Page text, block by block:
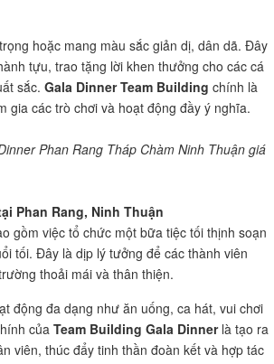
hoặc mang màu sắc giản dị, dân dã. Đây
tựu, trao tặng lời khen thưởng cho các cá
sắc. Gala Dinner Team Building chính là
gia các trò chơi và hoạt động đầy ý nghĩa.
Phan Rang Tháp Chàm Ninh Thuận giá
Phan Rang, Ninh Thuận
gồm việc tổ chức một bữa tiệc tối thịnh soạn
tối. Đây là dịp lý tưởng để các thành viên
thoải mái và thân thiện.
đa dạng như ăn uống, ca hát, vui chơi
của Team Building Gala Dinnerlà tạo ra
viên, thúc đẩy tinh thần đoàn kết và hợp tác